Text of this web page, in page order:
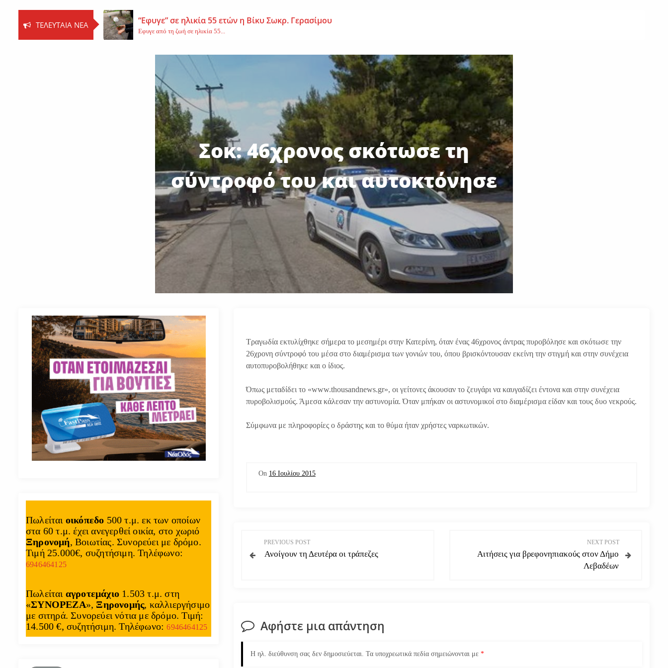
ΤΕΛΕΥΤΑΊΑ ΝΈΑ “Εφυγε” σε ηλικία 55 ετών η Βίκυ Σωκρ. Γερασίμου
Εφυγε από τη ζωή σε ηλικία 55...
Βοιωτία: Νεκρός ο 62χρονος – Επεσε από τη σκαλωσιά
Τη ζωή του έχασε ο 62χρονος Ι....
Εφυγε από τη ζωή η μοναχή Ευπραξία (Κουκουλούδη)
Εκοιμήθη η μοναχή Ευπραξία (Κουκουλούδη), σε ηλικία...
Σοκ: 46χρονος σκότωσε τη
σύντροφό του και αυτοκτόνησε
Tραγωδία εκτυλίχθηκε σήμερα το μεσημέρι στην Κατερίνη, όταν ένας 46χρονος άντρας πυροβόλησε και σκότωσε την
26χρονη σύντροφό του μέσα στο διαμέρισμα των γονιών του, όπου βρισκόντουσαν εκείνη την στιγμή και στην συνέχεια
αυτοπυροβολήθηκε και ο ίδιος.
Όπως μεταδίδει το «www.thousandnews.gr», οι γείτονες άκουσαν το ζευγάρι να καυγαδίζει έντονα και στην συνέχεια
πυροβολισμούς. Άμεσα κάλεσαν την αστυνομία. Όταν μπήκαν οι αστυνομικοί στο διαμέρισμα είδαν και τους δυο νεκρούς.
Σύμφωνα με πληροφορίες ο δράστης και το θύμα ήταν χρήστες ναρκωτικών.
On 16 Ιουλίου 2015
λ
γ
η
PREVIOUS POST
Ανοίγουν τη Δευτέρα οι τράπεζες
NEXT POST
Αιτήσεις για βρεφονηπιακούς στον Δήμο
Λεβαδέων
Αφήστε μια απάντηση
Η ηλ. διεύθυνση σας δεν δημοσιεύεται. Τα υποχρεωτικά πεδία σημειώνονται με*
Πωλείται οικόπεδο 500 τ.μ. εκ των οποίων
στα 60 τ.μ. έχει ανεγερθεί οικία, στο χωριό
Ξηρονομή, Βοιωτίας. Συνορεύει με δρόμο.
Τιμή 25.000€, συζητήσιμη. Τηλέφωνο:
6946464125
Πωλείται αγροτεμάχιο 1.503 τ.μ. στη
«ΣΥΝΟΡΕΖΑ», Ξηρονομής, καλλιεργήσιμο
με σιτηρά. Συνορεύει νότια με δρόμο. Τιμή:
14.500 €, συζητήσιμη. Τηλέφωνο:6946464125